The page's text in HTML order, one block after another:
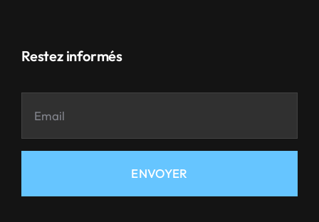
Restez informés
ENVOYER